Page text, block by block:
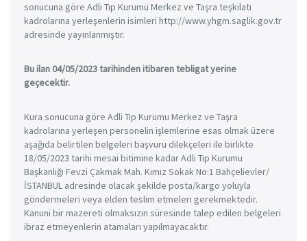
sonucuna göre Adli Tıp Kurumu Merkez ve Taşra teşkilatı
kadrolarına yerleşenlerin isimleri http://www.yhgm.saglik.gov.tr
adresinde yayınlanmıştır.
Bu ilan 04/05/2023 tarihinden itibaren tebligat yerine
geçecektir.
Kura sonucuna göre Adli Tıp Kurumu Merkez ve Taşra
kadrolarına yerleşen personelin işlemlerine esas olmak üzere
aşağıda belirtilen belgeleri başvuru dilekçeleri ile birlikte
18/05/2023 tarihi mesai bitimine kadar Adli Tıp Kurumu
Başkanlığı Fevzi Çakmak Mah. Kımız Sokak No:1 Bahçelievler/
İSTANBUL adresinde olacak şekilde posta/kargo yoluyla
göndermeleri veya elden teslim etmeleri gerekmektedir.
Kanuni bir mazereti olmaksızın süresinde talep edilen belgeleri
ibraz etmeyenlerin atamaları yapılmayacaktır.